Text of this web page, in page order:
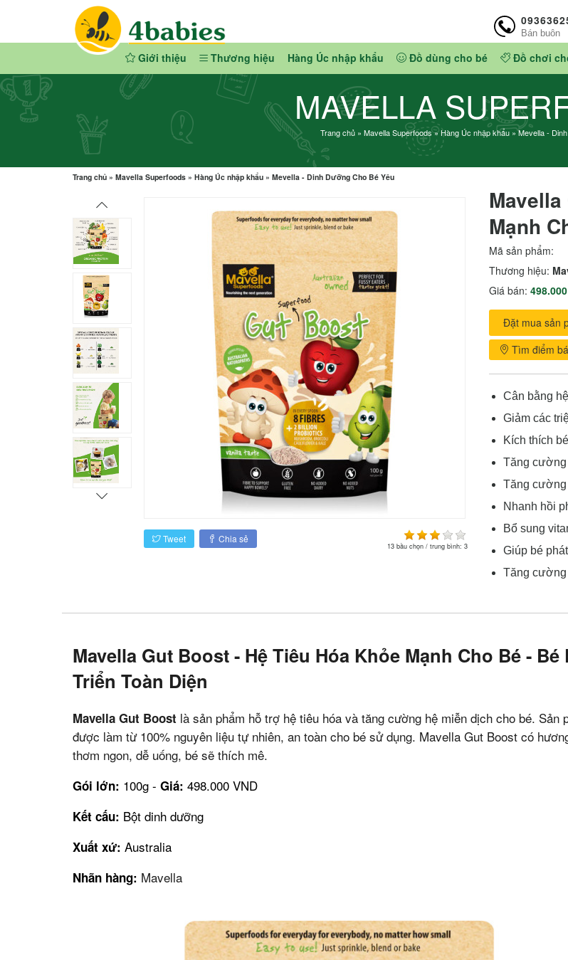
Bán buôn
Giới thiệu Thương hiệu Hàng Úc nhập khẩu Đồ dùng cho bé Đồ chơi
MAVELLA
Trang chủ » Mavella Superfoods»Hàng Úc nhập khẩu»Mevella -
Trang chủ » Mavella Superfoods » Hàng Úc nhập khẩu » Mevella - Dinh Dưỡng Cho Bé Yêu
Mạnh
Mã sản phẩm:
Thương hiệu:
Giá bán:
Đặt mua sản
Tìm điểm
13 bầu chọn / trung bình: 3
Tweet Chia sẻ
Cân bằng
Giảm các
Kích thích
Tăng cường
Tăng cường
Nhanh hồi
Bổ sung
Giúp bé
Tăng cường
Mavella Gut Boost - Hệ Tiêu Hóa Khỏe Mạnh Cho Bé - Bé
Triển Toàn Diện
Mavella Gut Boost là sản phẩm hỗ trợ hệ tiêu hóa và tăng cường hệ miễn dịch cho bé. Sản
được làm từ 100% nguyên liệu tự nhiên, an toàn cho bé sử dụng. Mavella Gut Boost có
thơm ngon, dễ uống, bé sẽ thích mê.
Gói lớn: 100g - Giá: 498.000 VND
Kết cấu: Bột dinh dưỡng
Xuất xứ: Australia
Nhãn hàng: Mavella